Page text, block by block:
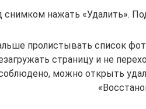
снимком нажать «Удалить».
пролистывать список
страницу и не
можно открыть